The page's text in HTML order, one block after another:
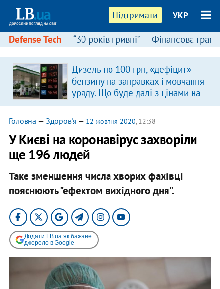
Підтримати УКР
Defense Tech “30 років гривні” Фінансова
Дизель по 100 грн, «дефіцит»
бензину на заправках і мовчання
уряду. Що буде далі з цінами на
пальне?
Головна — Здоров'я — 12 жовтня 2020, 12:38
У Києві на коронавірус захворіли
ще 196 людей
Таке зменшення числа хворих фахівці
пояснюють "ефектом вихідного дня".
Додати LB.ua як бажане
джерело в Google